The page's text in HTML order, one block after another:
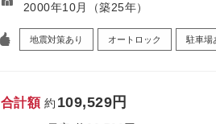
2000年10月（築25年）
地震対策あり オートロック 駐車場
合計額 約 109,529円